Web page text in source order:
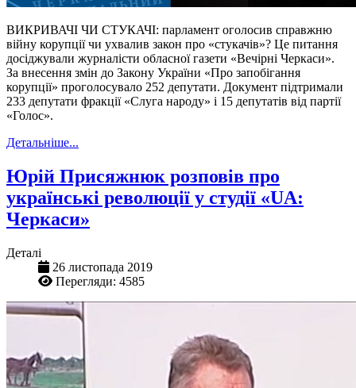
ВИКРИВАЧІ ЧИ СТУКАЧІ: парламент оголосив справжню
війну корупції чи ухвалив закон про «стукачів»? Це питання
досіджували журналісти обласної газети «Вечірні Черкаси».
За внесення змін до Закону України «Про запобігання
корупції» проголосувало 252 депутати. Документ підтримали
233 депутати фракції «Слуга народу» і 15 депутатів від партії
«Голос».
Детальніше...
Юрій Присяжнюк розповів про
українські революції у студії «‎‎UA:
Черкаси»
Деталі
26 листопада 2019
Перегляди: 4585